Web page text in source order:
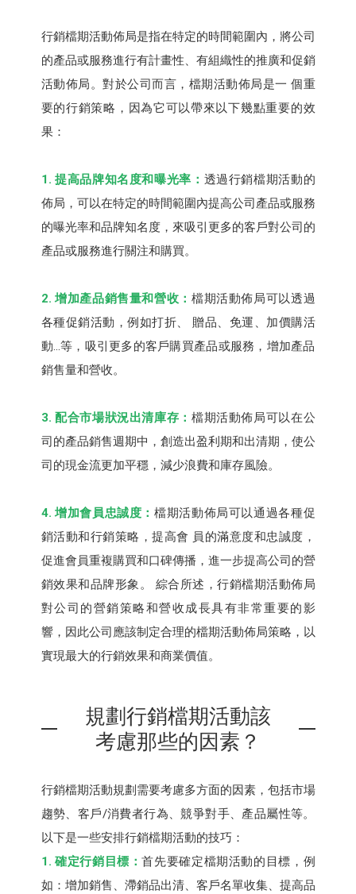
行銷檔期活動佈局是指在特定的時間範圍內，將公司
的產品或服務進行有計畫性、有組織性的推廣和促銷
活動佈局。對於公司而言，檔期活動佈局是一 個重
要的行銷策略，因為它可以帶來以下幾點重要的效
果：
1. 提高品牌知名度和曝光率： 透過行銷檔期活動的
佈局，可以在特定的時間範圍內提高公司產品或服務
的曝光率和品牌知名度，來吸引更多的客戶對公司的
產品或服務進行關注和購買。
2. 增加產品銷售量和營收： 檔期活動佈局可以透過
各種促銷活動，例如打折、 贈品、免運、加價購活
動...等，吸引更多的客戶購買產品或服務，增加產品
銷售量和營收。
3. 配合市場狀況出清庫存： 檔期活動佈局可以在公
司的產品銷售週期中，創造出盈利期和出清期，使公
司的現金流更加平穩，減少浪費和庫存風險。
4. 增加會員忠誠度：檔期活動佈局可以通過各種促
銷活動和行銷策略，提高會 員的滿意度和忠誠度，
促進會員重複購買和口碑傳播，進一步提高公司的營
銷效果和品牌形象。 綜合所述，行銷檔期活動佈局
對公司的營銷策略和營收成長具有非常重要的影
響，因此公司應該制定合理的檔期活動佈局策略，以
實現最大的行銷效果和商業價值。
規劃行銷檔期活動該
考慮那些的因素？
行銷檔期活動規劃需要考慮多方面的因素，包括市場
趨勢、客戶/消費者行為、競爭對手、產品屬性等。
以下是一些安排行銷檔期活動的技巧：
1. 確定行銷目標：首先要確定檔期活動的目標，例
如：增加銷售、滯銷品出清、客戶名單收集、提高品